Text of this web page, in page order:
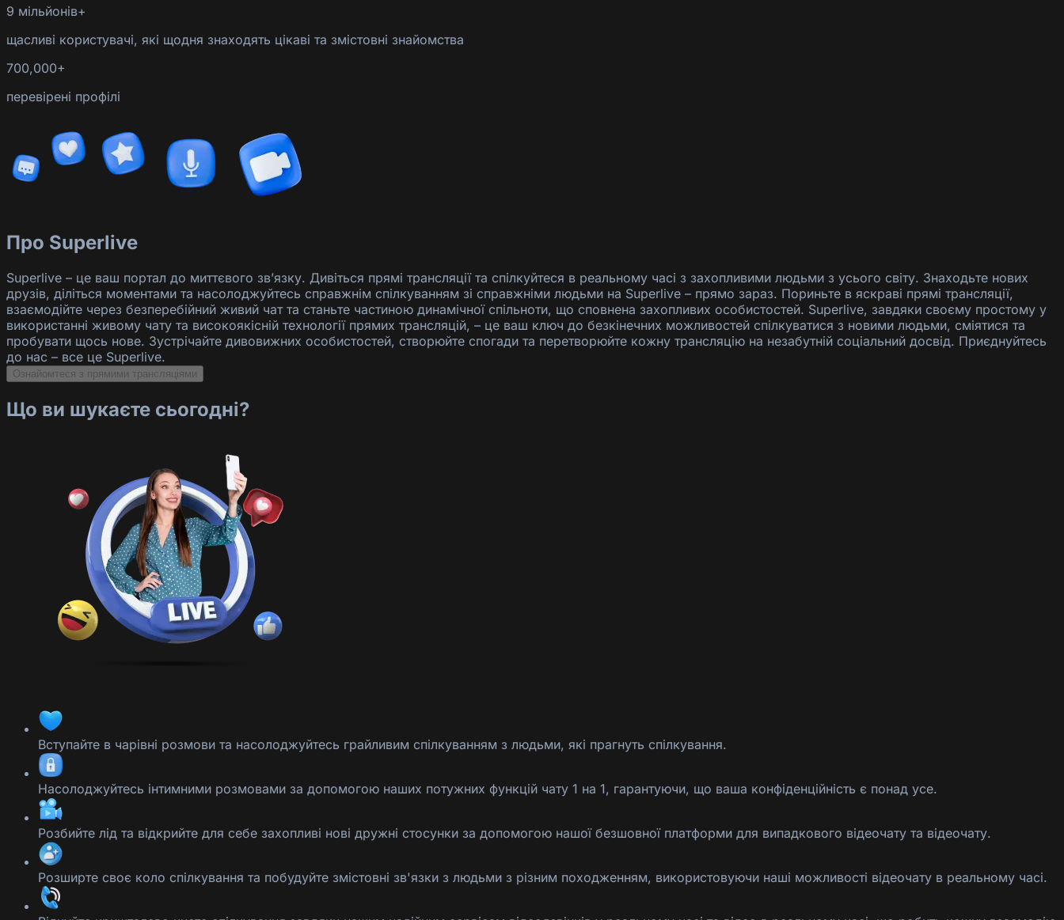
9 мільйонів+
щасливі користувачі, які щодня знаходять цікаві та змістовні знайомства
700,000+
перевірені профілі
Про Superlive
Superlive – це ваш портал до миттєвого зв’язку. Дивіться прямі трансляції та спілкуйтеся в реальному часі з захопливими людьми з усього світу. Знаходьте нових
друзів, діліться моментами та насолоджуйтесь справжнім спілкуванням зі справжніми людьми на Superlive – прямо зараз. Пориньте в яскраві прямі трансляції,
взаємодійте через безперебійний живий чат та станьте частиною динамічної спільноти, що сповнена захопливих особистостей. Superlive, завдяки своєму простому у
використанні живому чату та високоякісній технології прямих трансляцій, – це ваш ключ до безкінечних можливостей спілкуватися з новими людьми, сміятися та
пробувати щось нове. Зустрічайте дивовижних особистостей, створюйте спогади та перетворюйте кожну трансляцію на незабутній соціальний досвід. Приєднуйтесь
до нас – все це Superlive.
Ознайомтеся з прямими трансляціями
Що ви шукаєте сьогодні?
Вступайте в чарівні розмови та насолоджуйтесь грайливим спілкуванням з людьми, які прагнуть спілкування.
Насолоджуйтесь інтимними розмовами за допомогою наших потужних функцій чату 1 на 1, гарантуючи, що ваша конфіденційність є понад усе.
Розбийте лід та відкрийте для себе захопливі нові дружні стосунки за допомогою нашої безшовної платформи для випадкового відеочату та відеочату.
Розширте своє коло спілкування та побудуйте змістовні зв'язки з людьми з різним походженням, використовуючи наші можливості відеочату в реальному часі.